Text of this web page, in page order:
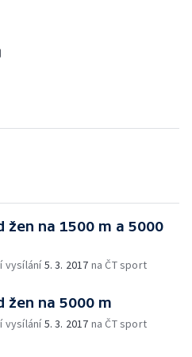
žen na 1500 m a 5000
vysílání5. 3. 2017 na ČT sport
žen na 5000 m
vysílání5. 3. 2017 na ČT sport